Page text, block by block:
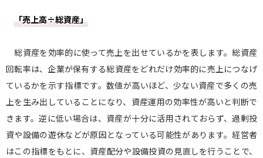
「売上高÷総資産」
総資産を効率的に使って売上を出せているかを表します。総資産
回転率は、企業が保有する総資産をどれだけ効率的に売上につなげ
ているかを示す指標です。数値が高いほど、少ない資産で多くの売
上を生み出していることになり、資産運用の効率性が高いと判断で
きます。逆に低い場合は、資産が十分に活用されておらず、過剰投
資や設備の遊休などが原因となっている可能性があります。経営者
はこの指標をもとに、資産配分や設備投資の見直しを行うことで、